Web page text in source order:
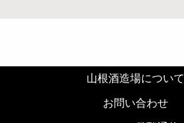
山根酒造場について
お問い合わせ